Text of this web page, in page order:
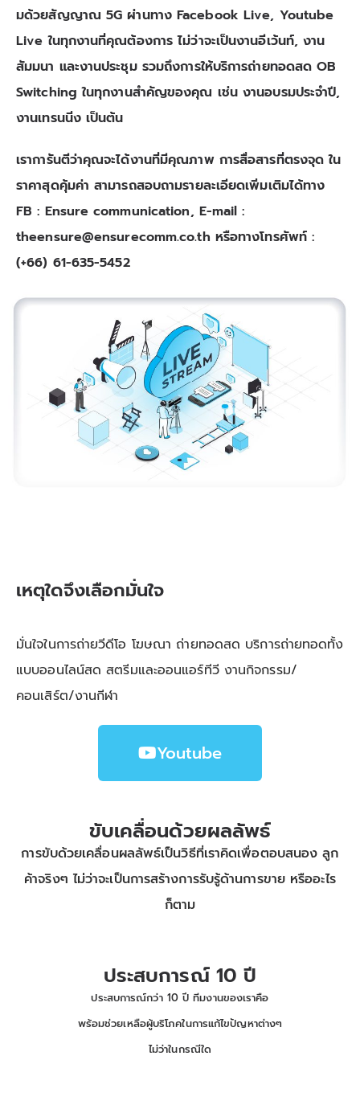
มด้วยสัญญาณ 5G ผ่านทาง Facebook Live, Youtube
Live ในทุกงานที่คุณต้องการ ไม่ว่าจะเป็นงานอีเว้นท์, งาน
สัมมนา และงานประชุม รวมถึงการให้บริการถ่ายทอดสด OB
Switching ในทุกงานสำคัญของคุณ เช่น งานอบรมประจำปี,
งานเทรนนิ่ง เป็นต้น
เราการันตีว่าคุณจะได้งานที่มีคุณภาพ การสื่อสารที่ตรงจุด ใน
ราคาสุดคุ้มค่า สามารถสอบถามรายละเอียดเพิ่มเติมได้ทาง
FB : Ensure communication, E-mail :
theensure@ensurecomm.co.th หรือทางโทรศัพท์ :
(+66) 61-635-5452
เหตุใดจึงเลือกมั่นใจ
มั่นใจในการถ่ายวีดีโอ โฆษณา ถ่ายทอดสด บริการถ่ายทอดทั้ง
แบบออนไลน์สด สตรีมและออนแอร์ทีวี งานกิจกรรม/
คอนเสิร์ต/งานกีฬา
Youtube
ขับเคลื่อนด้วยผลลัพธ์
การขับด้วยเคลื่อนผลลัพธ์เป็นวิธีที่เราคิดเพื่อตอบสนอง ลูก
ค้าจริงๆ ไม่ว่าจะเป็นการสร้างการรับรู้ด้านการขาย หรืออะไร
ก็ตาม
ประสบการณ์ 10 ปี
ประสบการณ์กว่า 10 ปี ทีมงานของเราคือ
พร้อมช่วยเหลือผู้บริโภคในการแก้ไขปัญหาต่างๆ
ไม่ว่าในกรณีใด